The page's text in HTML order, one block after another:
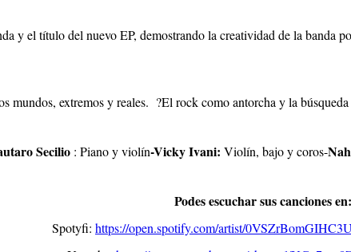
y el título del nuevo EP, demostrando la creatividad de la banda
mundos, extremos y reales. ?El rock como antorcha y la
Secilio : Piano y violín-Vicky Ivani: Violín, bajo y coros-
Podes escuchar sus canciones en:
Spotyfi: https://open.spotify.com/artist/